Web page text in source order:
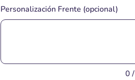
Personalización Frente (opcional)
35
0